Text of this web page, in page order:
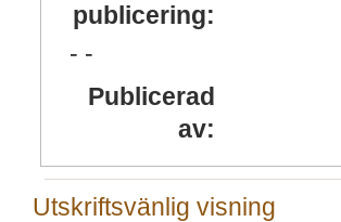
publicering:
- -
Publicerad
av:
Utskriftsvänlig visning